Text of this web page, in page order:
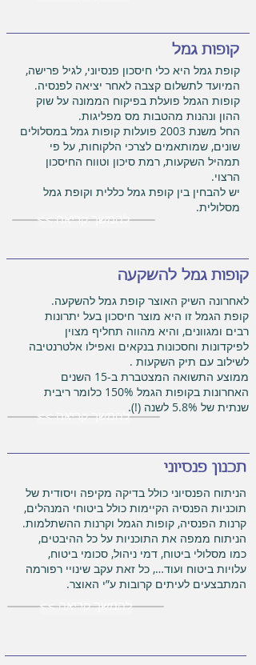
קופות גמל
קופת גמל היא כלי חיסכון פנסיוני, לגיל פרישה,
המיועד לתשלום קצבה לאחר יציאה לפנסיה.
קופות הגמל פועלת בפיקוח הממונה על שוק
ההון ונהנות מהטבות מס מפליגות.
החל משנת 2003 פועלות קופות גמל במסלולים
שונים, שמותאמים לצרכי הלקוחות, על פי
תמהיל השקעות, רמת סיכון וטווח החיסכון
הרצוי.
יש להבחין בין קופת גמל כללית וקופת גמל
מסלולית.
<< להמשך קריאה
קופות גמל להשקעה
לאחרונה השיק האוצר קופת גמל להשקעה.
קופת הגמל זו היא מוצר חיסכון בעל יתרונות
רבים ומגוונים, והיא מהווה תחליף מצוין
לפיקדונות וחסכונות בנקאים ואפילו אלטרנטיבה
לשילוב עם תיק השקעות .
ממוצע התשואה המצטברת ב-15 השנים
האחרונות בקופות הגמל 150% כלומר ריבית
שנתית של 5.8% לשנה (!).
<< להמשך קריאה
הניתוח הפנסיוני כולל בדיקה מקיפה ויסודית של
תוכניות הפנסיה הקיימות כולל ביטוחי המנהלים,
קרנות הפנסיה, קופות הגמל וקרנות ההשתלמות.
הניתוח ממפה את התוכניות על כל ההיבטים,
כמו מסלולי ביטוח, דמי ניהול, סכומי ביטוח,
עלויות ביטוח ועוד…, כל זאת עקב שינויי רפורמה
המתבצעים לעיתים קרובות ע”י האוצר.
תכנון פנסיוני
<< להמשך קריאה